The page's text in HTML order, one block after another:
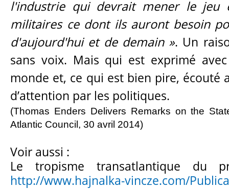
l'industrie qui devrait mener le jeu
militaires ce dont ils auront besoin
d'aujourd'hui et de demain ». Un
sans voix. Mais qui est exprimé
monde et, ce qui est bien pire, écouté
d’attention par les politiques.
(Thomas Enders Delivers Remarks on the
Atlantic Council, 30 avril 2014)
Voir aussi :
Le tropisme transatlantique du
http://www.hajnalka-vincze.com/